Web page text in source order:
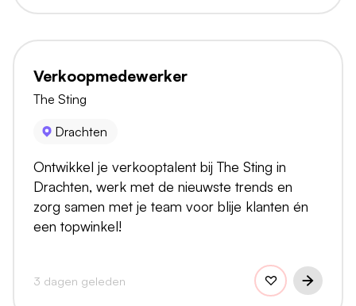
Verkoopmedewerker
The Sting
Drachten
Ontwikkel je verkooptalent bij The Sting in
Drachten, werk met de nieuwste trends en
zorg samen met je team voor blije klanten én
een topwinkel!
3 dagen geleden